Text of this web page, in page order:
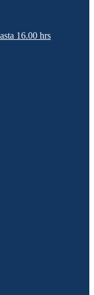
16.00 hrs